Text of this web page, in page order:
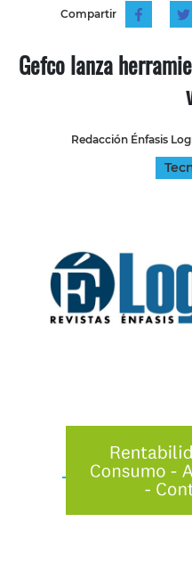
Compartir
Gefco lanza
Redacción Énfasis